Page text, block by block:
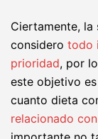
Ciertamente, la
considero todo
prioridad, por
este objetivo
cuanto dieta
relacionado